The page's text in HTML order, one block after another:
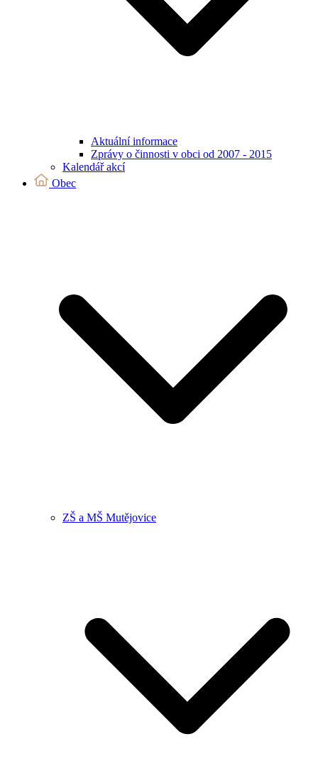
Aktuální informace
Zprávy o činnosti v obci od 2007 - 2015
Kalendář akcí
Obec
ZŠ a MŠ Mutějovice